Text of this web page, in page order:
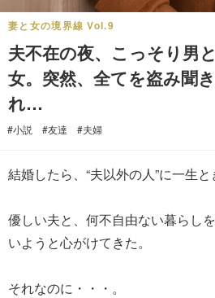
妻と女の境界線 Vol.9
夫不在の夜、こっそり男
女。突然、全てを盗み聞
れ…
#小説 #友達 #夫婦
結婚したら、“夫以外の人”に一生
優しい夫と、何不自由ない暮らし
いようと心がけてきた。
それなのに・・・。